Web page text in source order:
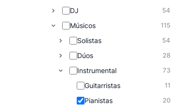
DJ 54
Músicos 115
Solistas 54
Dúos 28
Instrumental 73
Guitarristas 11
Pianistas 20